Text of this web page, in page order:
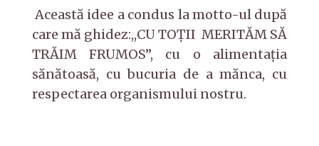
Această idee a condus la motto-ul după
care mă ghidez:,,CU TOȚII MERITĂM SĂ
TRĂIM FRUMOS’’, cu o alimentația
sănătoasă, cu bucuria de a mănca, cu
respectarea organismului nostru.